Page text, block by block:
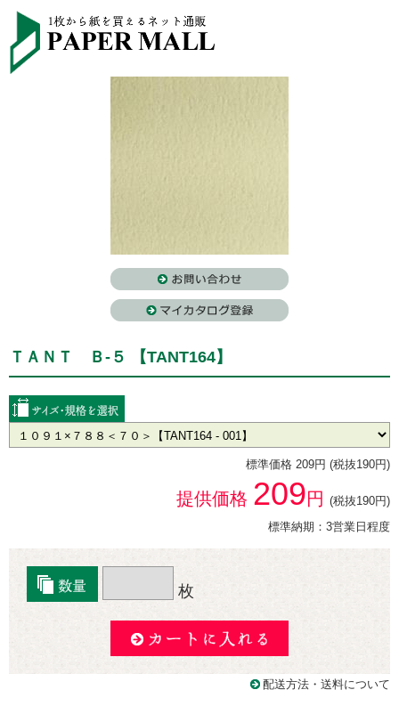
ＴＡＮＴ Ｂ-５ 【TANT164】
標準価格 209円 (税抜190円)
提供価格 209円 (税抜190円)
標準納期：3営業日程度
枚
配送方法・送料について